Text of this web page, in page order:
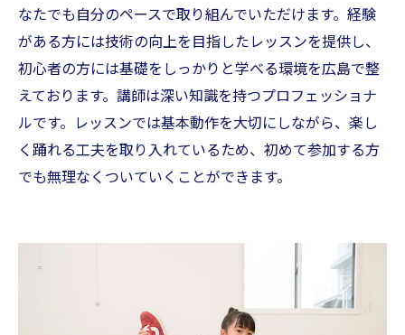
なたでも自分のペースで取り組んでいただけます。経験
がある方には技術の向上を目指したレッスンを提供し、
初心者の方には基礎をしっかりと学べる環境を広島で整
えております。講師は深い知識を持つプロフェッショナ
ルです。レッスンでは基本動作を大切にしながら、楽し
く踊れる工夫を取り入れているため、初めて参加する方
でも無理なくついていくことができます。